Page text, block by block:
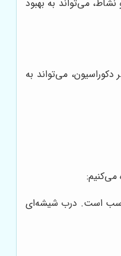
می‌تواند به بهبود
می‌تواند به
می‌کنیم:
است. درب شیشه‌ای